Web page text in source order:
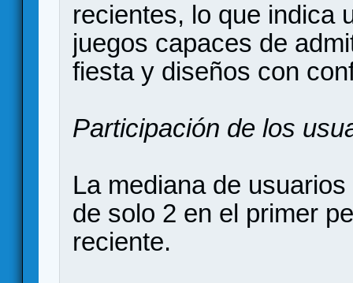
recientes, lo que indica
juegos capaces de
fiesta y diseños con
Participación de los
La mediana de
de solo 2 en el primer
reciente.